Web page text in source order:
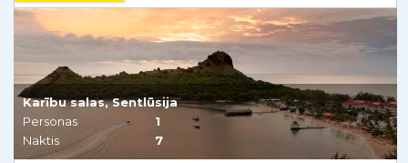
Karību salas, Sentlūsija
Personas
1
Naktis
7